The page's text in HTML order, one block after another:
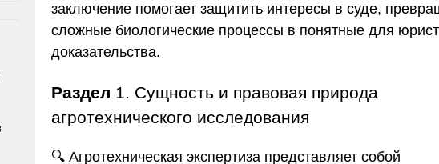
заключение помогает защитить интересы в суде,
сложные биологические процессы в понятные для
доказательства.
Раздел 1. Сущность и правовая природа
агротехнического исследования
🔍 Агротехническая экспертиза представляет собой